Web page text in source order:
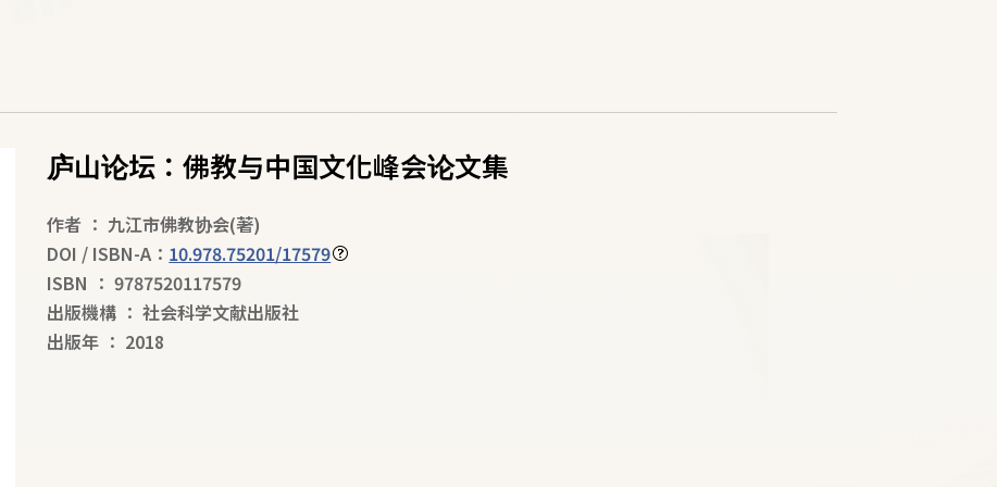
庐山论坛：佛教与中国文化峰会论文集
作者 ： 九江市佛教协会(著)
DOI / ISBN-A： 10.978.75201/17579
ISBN ： 9787520117579
出版機構 ： 社会科学文献出版社
出版年 ： 2018